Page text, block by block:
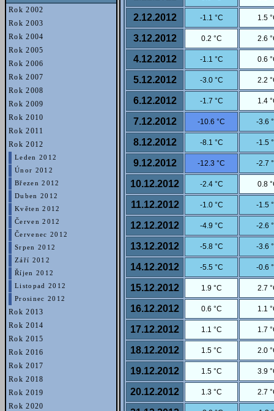
Rok 2002
Rok 2003
Rok 2004
Rok 2005
Rok 2006
Rok 2007
Rok 2008
Rok 2009
Rok 2010
Rok 2011
Rok 2012
Leden 2012
Únor 2012
Březen 2012
Duben 2012
Květen 2012
Červen 2012
Červenec 2012
Srpen 2012
Září 2012
Říjen 2012
Listopad 2012
Prosinec 2012
Rok 2013
Rok 2014
Rok 2015
Rok 2016
Rok 2017
Rok 2018
Rok 2019
Rok 2020
2.12.2012 -1.1 °C 1.5
3.12.2012 0.2 °C 2.6
4.12.2012 -1.1 °C 0.6
5.12.2012 -3.0 °C 2.2
6.12.2012 -1.7 °C 1.4
7.12.2012 -10.6 °C -3.6
8.12.2012 -8.1 °C -1.5
9.12.2012 -12.3 °C -2.7
10.12.2012 -2.4 °C 0.8
11.12.2012 -1.0 °C -1.5
12.12.2012 -4.9 °C -2.6
13.12.2012 -5.8 °C -3.6
14.12.2012 -5.5 °C -0.6
15.12.2012 1.9 °C 2.7
16.12.2012 0.6 °C 1.1
17.12.2012 1.1 °C 1.7
18.12.2012 1.5 °C 2.0
19.12.2012 1.5 °C 3.9
20.12.2012 1.3 °C 2.7